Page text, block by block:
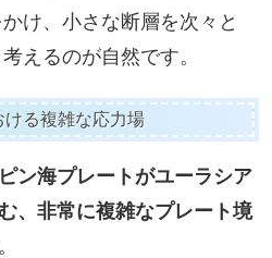
け、小さな断層を次々と
えるのが自然です。
ける複雑な応力場
ン海プレートがユーラシア
、非常に複雑なプレート境